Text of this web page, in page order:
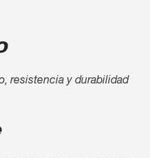
resistencia y durabilidad